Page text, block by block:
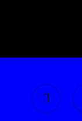
facebook